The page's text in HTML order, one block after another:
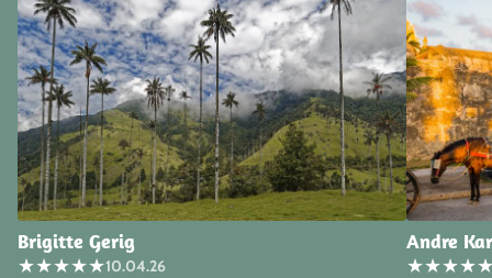
Brigitte Gerig
★★★★★10.04.26
Andre
★★★★